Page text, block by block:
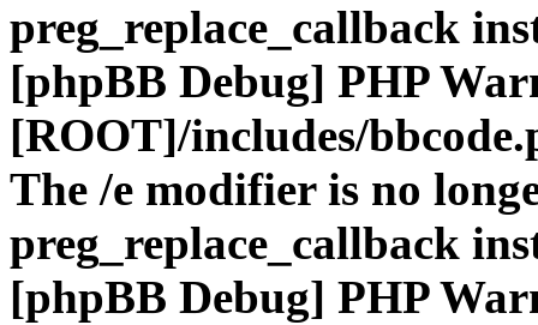
preg_replace_callback
[phpBB Debug] PHP
[ROOT]/includes/
The /e modifier is no
preg_replace_callback
[phpBB Debug] PHP